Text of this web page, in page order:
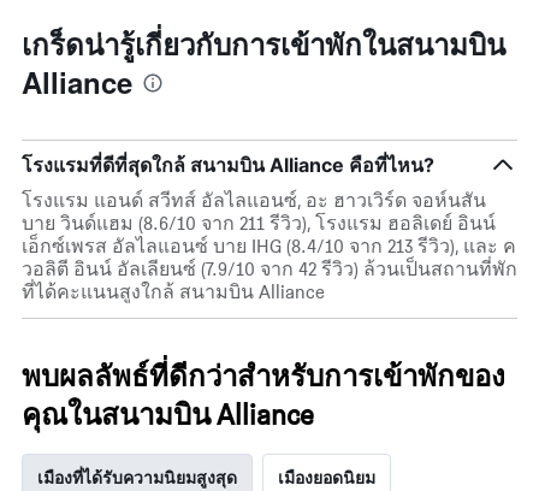
เฉลี่ย
ของ
ห้อง
พัก
เกร็ดน่ารู้เกี่ยวกับการเข้าพักในสนามบิน
Alliance
โรงแรมที่ดีที่สุดใกล้ สนามบิน Alliance คือที่ไหน?
โรงแรม แอนด์ สวีทส์ อัลไลแอนซ์, อะ ฮาวเวิร์ด จอห์นสัน
บาย วินด์แฮม (8.6/10 จาก 211 รีวิว), โรงแรม ฮอลิเดย์ อินน์
เอ็กซ์เพรส อัลไลแอนซ์ บาย IHG (8.4/10 จาก 213 รีวิว), และ ค
วอลิตี อินน์ อัลเลียนซ์ (7.9/10 จาก 42 รีวิว) ล้วนเป็นสถานที่พัก
ที่ได้คะแนนสูงใกล้ สนามบิน Alliance
พบผลลัพธ์ที่ดีกว่าสำหรับการเข้าพักของ
คุณในสนามบิน Alliance
เมืองที่ได้รับความนิยมสูงสุด เมืองยอดนิยม